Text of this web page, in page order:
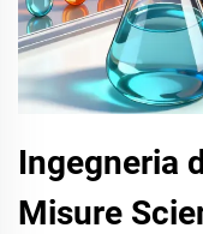
Ingegneria
Misure